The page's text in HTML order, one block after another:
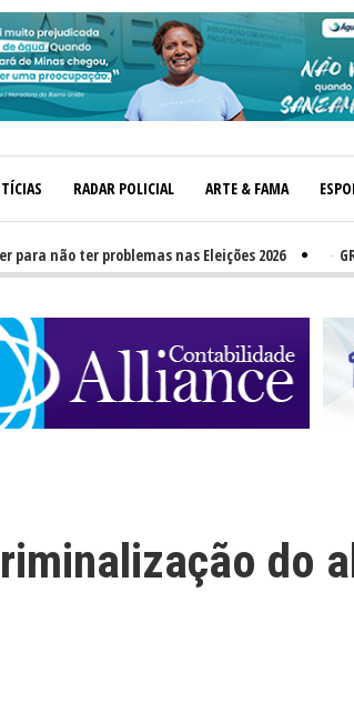
RADAR POLICIAL ARTE & FAMA
não ter problemas nas Eleições 2026
do